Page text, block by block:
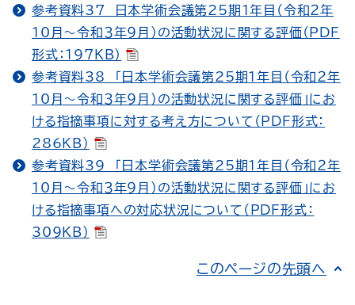
参考資料37 日本学術会議第25期１年目（令和２年
10月～令和３年９月）の活動状況に関する評価（PDF
形式：197KB）
参考資料38 「日本学術会議第25期１年目（令和２年
10月～令和３年９月）の活動状況に関する評価」にお
ける指摘事項に対する考え方について（PDF形式：
286KB）
参考資料39 「日本学術会議第25期１年目（令和２年
10月～令和３年９月）の活動状況に関する評価」にお
ける指摘事項への対応状況について（PDF形式：
309KB）
このページの先頭へ